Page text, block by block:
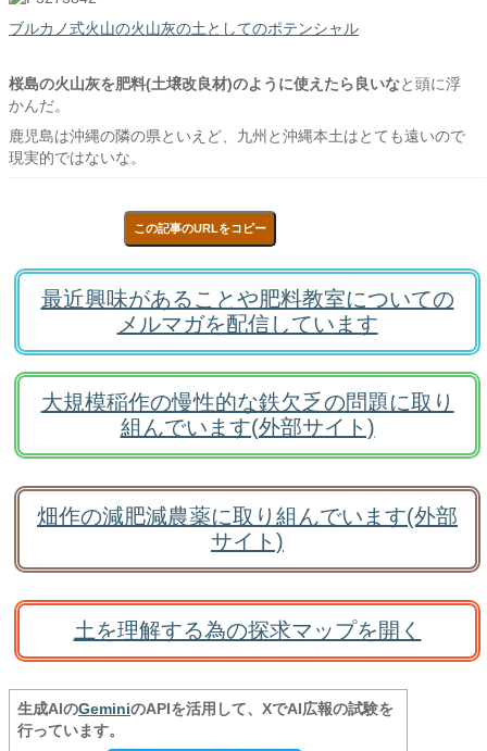
ブルカノ式火山の火山灰の土としてのポテンシャル
桜島の火山灰を肥料(土壌改良材)のように使えたら良いなと頭に浮
かんだ。
鹿児島は沖縄の隣の県といえど、九州と沖縄本土はとても遠いので
現実的ではないな。
この記事のURLをコピー
最近興味があることや肥料教室についての
メルマガを配信しています
大規模稲作の慢性的な鉄欠乏の問題に取り
組んでいます(外部サイト)
畑作の減肥減農薬に取り組んでいます(外部
サイト)
土を理解する為の探求マップを開く
生成AIのGeminiのAPIを活用して、XでAI広報の試験を
行っています。